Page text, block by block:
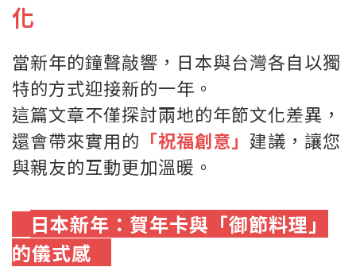
化
當新年的鐘聲敲響，日本與台灣各自以獨
特的方式迎接新的一年。
這篇文章不僅探討兩地的年節文化差異，
還會帶來實用的 「祝福創意」 建議，讓您
與親友的互動更加溫暖。
日本新年：賀年卡與「御節料理」
的儀式感